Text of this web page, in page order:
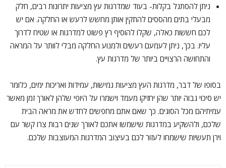
ניתן להסתגל בקלות- בעוד שמדרגות עץ מציעות יתרונות רבים, חלק
מבעלי בתים מהססים להתקין אותן מחשש לרעש או החלקה. אם יש
לכם חששות כאלה, שקלו להוסיף רץ פשוט למדרגות או שטיח לדרוך
עליו. בכך, ניתן לעמעם רעשים ולמנוע החלקה מבלי לוותר על המראה
והתחושה הרצויים ביותר של מדרגות עץ.
בסופו של דבר, מדרגות העץ מציעות גמישות, עמידות ואריכות ימים, כלומר
יש סיכוי גבוה יותר שהן יחזיקו מעמד וישמרו על היופי שלהן לאורך זמן מאשר
עמיתיהם מכל הסוגים. כך שאם אתם מחפשים לחדש את מראה הבית
שלכם, ולהשקיע במדרגות שישמשו אתכם לאורך שנים רבות צרו קשר עם
וירן תעשיות שישמחו לעזור לכם בעיצוב המדרגות המעוצבות שלכם.